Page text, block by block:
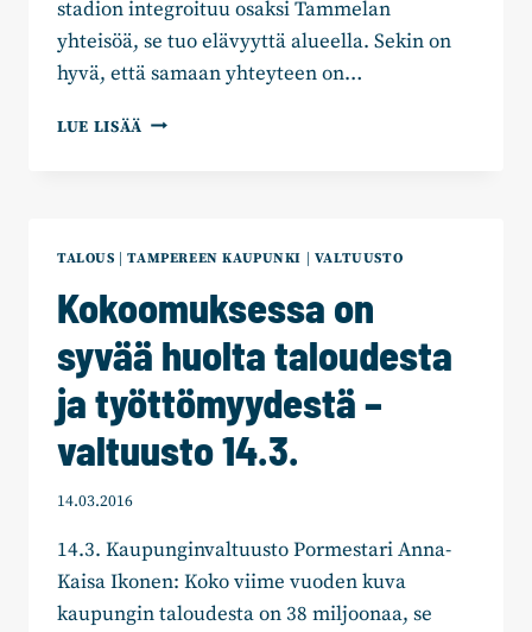
stadion integroituu osaksi Tammelan
yhteisöä, se tuo elävyyttä alueella. Sekin on
hyvä, että samaan yhteyteen on…
LUE LISÄÄ KOKOOMUS
HYVÄKSYI
TALOUS |TAMPEREEN KAUPUNKI | VALTUUSTO
Kokoomuksessa on
syvää huolta taloudesta
ja työttömyydestä –
valtuusto 14.3.
14.03.2016
14.3. Kaupunginvaltuusto Pormestari Anna-
Kaisa Ikonen: Koko viime vuoden kuva
kaupungin taloudesta on 38 miljoonaa, se